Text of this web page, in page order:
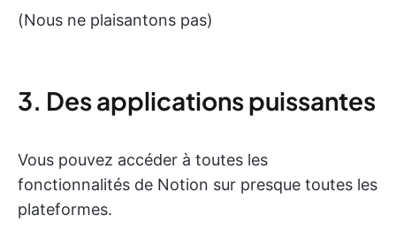
(Nous ne plaisantons pas)
3. Des applications puissantes
Vous pouvez accéder à toutes les
fonctionnalités de Notion sur presque toutes les
plateformes.